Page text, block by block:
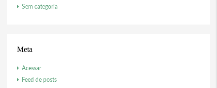
Sem categoria
Meta
Acessar
Feed de posts